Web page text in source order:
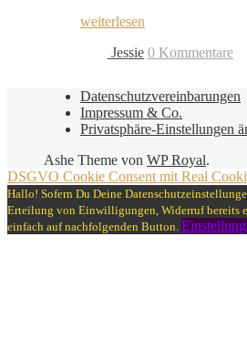
weiterlesen
Jessie 0 Kommentare
Datenschutzvereinbarungen
Impressum & Co.
Privatsphäre-Einstellungen
Ashe Theme von WP Royal.
DSGVO Cookie Consent mit Real
Hallo! Sofern Du Deine
Erteilung von Einwilligungen, Widerruf
einfach auf nachfolgenden Button.